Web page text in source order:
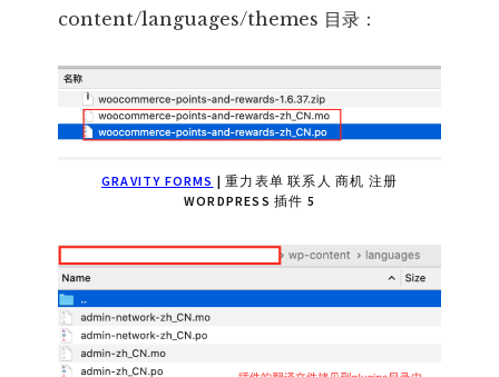
content/languages/themes 目录：
GRAVITY FORMS | 重力表单 联系人 商机 注册
WORDPRESS 插件 5